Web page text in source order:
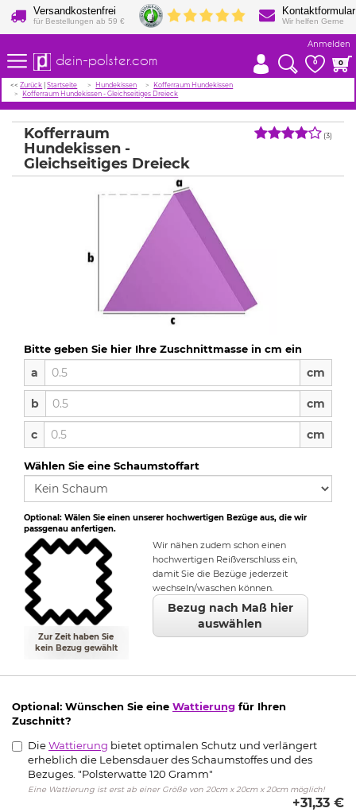
Versandkostenfrei
für Bestellungen ab 59 €
Kontaktformular
Wir helfen Gerne
dein-polster.com
Anmelden
0 0
<<Zurück |Startseite Hundekissen
Kofferraum Hundekissen
Kofferraum Hundekissen - Gleichseitiges Dreieck
Kofferraum
Hundekissen -
Gleichseitiges Dreieck
(3)
Bitte geben Sie hier Ihre Zuschnittmasse in cm ein
a cm
b cm
c cm
Wählen Sie eine Schaumstoffart
Optional: Wälen Sie einen unserer hochwertigen Bezüge aus, die wir
passgenau anfertigen.
Zur Zeit haben Sie
kein Bezug gewählt
Wir nähen zudem schon einen
hochwertigen Reißverschluss ein,
damit Sie die Bezüge jederzeit
wechseln/waschen können.
Bezug nach Maß hier
auswählen
Optional: Wünschen Sie eine Wattierung für Ihren
Zuschnitt?
DieWattierung bietet optimalen Schutz und verlängert
erheblich die Lebensdauer des Schaumstoffes und des
Bezuges. "Polsterwatte 120 Gramm"
Eine Wattierung ist erst ab einer Größe von 20cm x 20cm x 20cm möglich!
+31,33 €